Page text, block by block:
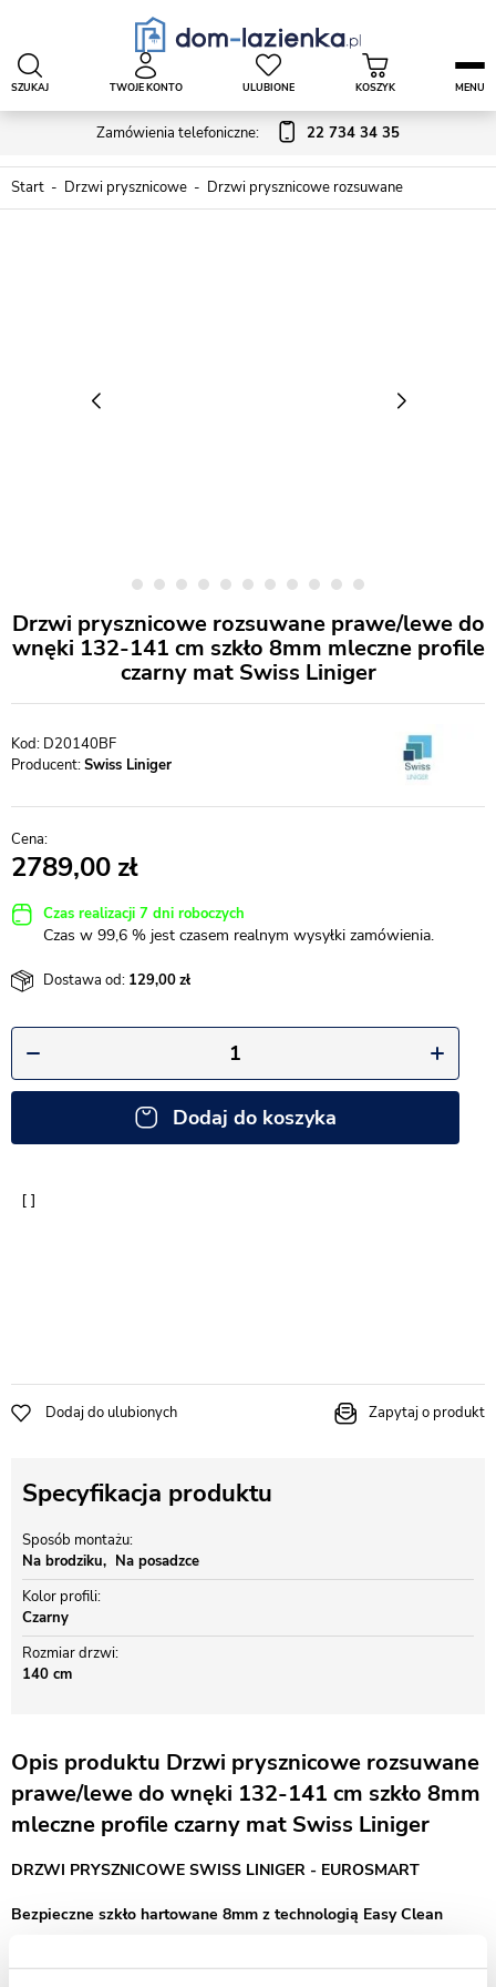
Zamówienia telefoniczne: 22 734 34 35
SZUKAJ TWOJE KONTO ULUBIONE KOSZYK MENU
Start Drzwi prysznicowe Drzwi prysznicowe rozsuwane
Drzwi prysznicowe rozsuwane prawe/lewe do
wnęki 132-141 cm szkło 8mm mleczne profile
czarny mat Swiss Liniger
D20140BF
Producent:Swiss Liniger
2789,00
Czas realizacji 7 dni roboczych
Czas w 99,6 % jest czasem realnym wysyłki zamówienia.
Dostawa od: 129,00
Dodaj do koszyka
Dodaj do ulubionych Zapytaj o produkt
Specyfikacja produktu
Sposób montażu
Na brodziku
Na posadzce
Kolor profili
Czarny
Rozmiar drzwi
140 cm
Opis produktu Drzwi prysznicowe rozsuwane
prawe/lewe do wnęki 132-141 cm szkło 8mm
mleczne profile czarny mat Swiss Liniger
DRZWI PRYSZNICOWE SWISS LINIGER - EUROSMART
Bezpieczne szkło hartowane 8mm z technologią Easy Clean